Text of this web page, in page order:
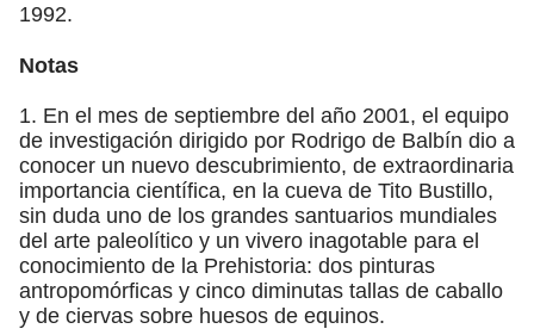
1992.
Notas
1. En el mes de septiembre del año 2001, el equipo
de investigación dirigido por Rodrigo de Balbín dio a
conocer un nuevo descubrimiento, de extraordinaria
importancia científica, en la cueva de Tito Bustillo,
sin duda uno de los grandes santuarios mundiales
del arte paleolítico y un vivero inagotable para el
conocimiento de la Prehistoria: dos pinturas
antropomórficas y cinco diminutas tallas de caballo
y de ciervas sobre huesos de equinos.